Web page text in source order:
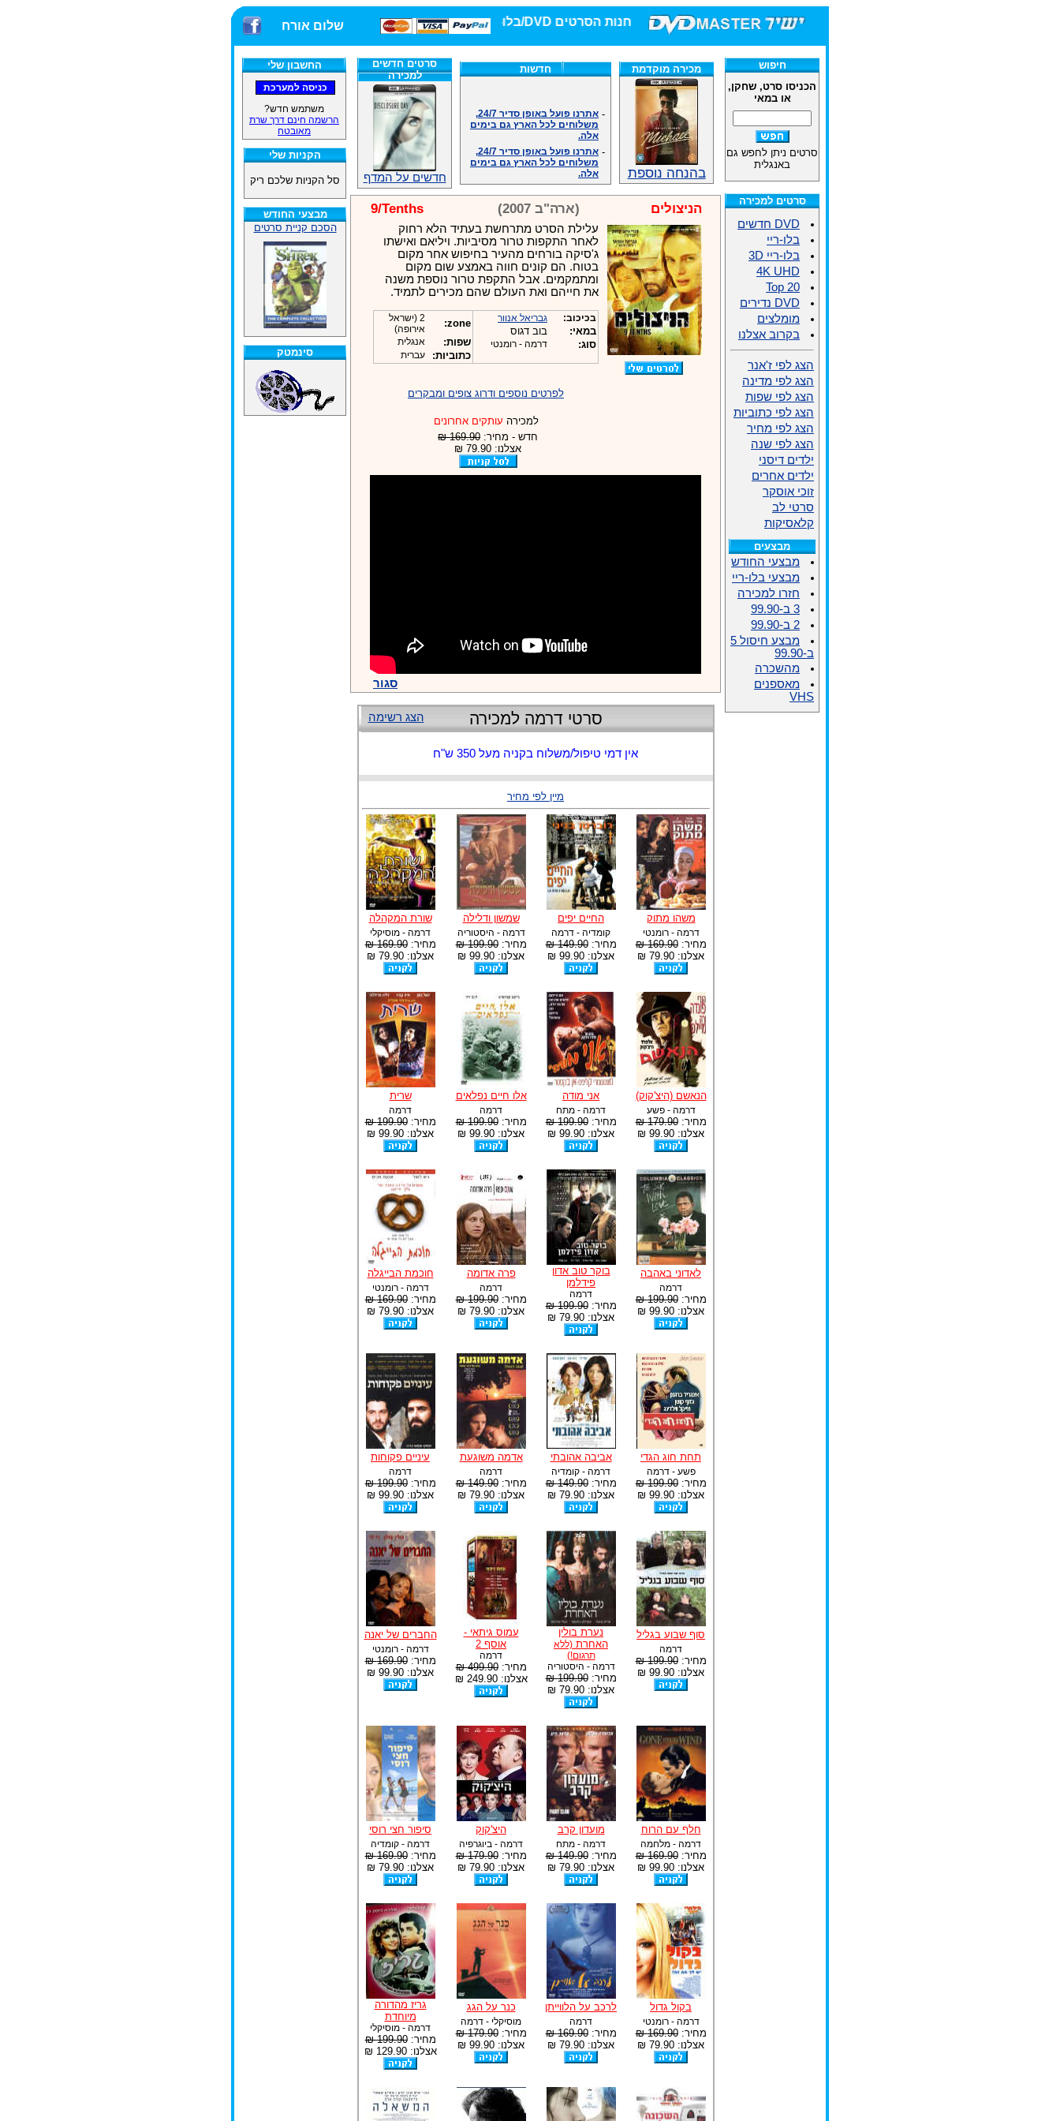
חנות הסרטים DVD/בלו-ריי/3D הגדולה ביותר! שלום אורח
החשבון שלי
משתמש חדש?
הרשמה חינם דרך שרת
מאובטח
הקניות שלי
סל הקניות שלכם ריק
מבצעי החודש
הסכם קניית סרטים
סינמטק
מכירה מוקדמת
בהנחה נוספת
חדשות
משלוחים לכל הארץ גם בימים
אלה.
משלוחים לכל הארץ גם בימים
אלה.
אנחנו כאן לכול שאלה וזמינים
במענה הטלפוני שלנו.ובמייל
.האתר לרשותכם פעיל 24/7
מענה טלפוני: 09-7652392
צוות דיוידי מאסטר ישיר.
זמינים במייל ובטלפון. האתר
לרשותכם פעיל 24/7
צוות דיוידי מאסטר ישיר.
אנחנו כאן לכול שאלה וזמינים
.האתר לרשותכם 24/7
מענה טלפוני: 09-7652392
צוות דיוידי מאסטר ישיר.
סרטים חדשים
למכירה
חדשים על המדף
הניצולים (ארה"ב 2007) 9/Tenths
עלילת הסרט מתרחשת בעתיד הלא רחוק
לאחר התקפות טרור מסיביות. ויליאם ואישתו
ג'סיקה בורחים מהעיר בחיפוש אחר מקום
בטוח. הם קונים חווה באמצע שום מקום
ומתמקמים. אבל התקפת טרור נוספת משנה
את חייהם ואת העולם שהם מכירים לתמיד.
בכיכוב: גבריאל אנוור
במאי:
בוב דגוס
סוג:
דרמה - רומנטי
zone:
2 (ישראל
אירופה)
שפות: אנגלית
כתוביות: עברית
לפרטים נוספים ודרוג צופים ומבקרים
למכירה עותקים אחרונים
חדש - מחיר: 169.90 ₪
אצלנו: 79.90 ₪
סגור
הצג רשימה סרטי דרמה למכירה
אין דמי טיפול/משלוח בקניה מעל 350 ש"ח
מיין לפי מחיר
משהו מתוק
דרמה - רומנטי
מחיר:169.90 ₪
אצלנו: 79.90 ₪
החיים יפים
קומדיה - דרמה
מחיר:149.90 ₪
אצלנו: 99.90 ₪
שמשון ודלילה
דרמה - היסטוריה
מחיר:199.90 ₪
אצלנו: 99.90 ₪
שורת המקהלה
דרמה - מוסיקלי
מחיר:169.90 ₪
אצלנו: 79.90 ₪
הנאשם (היצ'קוק)
דרמה - פשע
מחיר:179.90 ₪
אצלנו: 99.90 ₪
אני מודה
דרמה - מתח
מחיר:199.90 ₪
אצלנו: 99.90 ₪
אלו חיים נפלאים
דרמה
מחיר:199.90 ₪
אצלנו: 99.90 ₪
שרית
דרמה
מחיר:199.90 ₪
אצלנו: 99.90 ₪
לאדוני באהבה
דרמה
מחיר:199.90 ₪
אצלנו: 99.90 ₪
בוקר טוב אדון
פידלמן
דרמה
מחיר:199.90 ₪
אצלנו: 79.90 ₪
פרה אדומה
דרמה
מחיר:199.90 ₪
אצלנו: 79.90 ₪
חוכמת הבייגלה
דרמה - רומנטי
מחיר:169.90 ₪
אצלנו: 79.90 ₪
תחת חוג הגדי
פשע - דרמה
מחיר:199.90 ₪
אצלנו: 99.90 ₪
אביבה אהובתי
דרמה - קומדיה
מחיר:149.90 ₪
אצלנו: 79.90 ₪
אדמה משוגעת
דרמה
מחיר:149.90 ₪
אצלנו: 79.90 ₪
עיניים פקוחות
דרמה
מחיר:199.90 ₪
אצלנו: 99.90 ₪
סוף שבוע בגליל
דרמה
מחיר:199.90 ₪
אצלנו: 99.90 ₪
נערת בולין
האחרת (ללא
תרגום!)
דרמה - היסטוריה
מחיר:199.90 ₪
אצלנו: 79.90 ₪
עמוס גיתאי -
אוסף 2
דרמה
מחיר:499.90 ₪
אצלנו: 249.90 ₪
החברים של יאנה
דרמה - רומנטי
מחיר:169.90 ₪
אצלנו: 99.90 ₪
חלף עם הרוח
דרמה - מלחמה
מחיר:169.90 ₪
אצלנו: 99.90 ₪
מועדון קרב
דרמה - מתח
מחיר:149.90 ₪
אצלנו: 79.90 ₪
היצ'קוק
דרמה - ביוגרפיה
מחיר:179.90 ₪
אצלנו: 79.90 ₪
סיפור חצי רוסי
דרמה - קומדיה
מחיר:169.90 ₪
אצלנו: 79.90 ₪
בקול גדול
דרמה - רומנטי
מחיר:169.90 ₪
אצלנו: 79.90 ₪
לרכב על הלווייתן
דרמה
מחיר:169.90 ₪
אצלנו: 79.90 ₪
כנר על הגג
מוסיקלי - דרמה
מחיר:179.90 ₪
אצלנו: 99.90 ₪
גריז מהדורה
מיוחדת
דרמה - מוסיקלי
מחיר:199.90 ₪
אצלנו: 129.90 ₪
חיפוש
הכניסו סרט, שחקן,
או במאי
סרטים ניתן לחפש גם
באנגלית
סרטים למכירה
DVD חדשים
בלו-ריי
בלו-ריי 3D
4K UHD
Top 20
DVD נדירים
מומלצים
בקרוב אצלנו
הצג לפי ז'אנר
הצג לפי מדינה
הצג לפי שפות
הצג לפי כתוביות
הצג לפי מחיר
הצג לפי שנה
ילדים דיסני
ילדים אחרים
זוכי אוסקר
סרטי לב
קלאסיקות
מבצעים
מבצעי החודש
מבצעי בלו-ריי
חזרו למכירה
3 ב-99.90
2 ב-99.90
מבצע חיסול 5
ב-99.90
מהשכרה
מאספנים
VHS